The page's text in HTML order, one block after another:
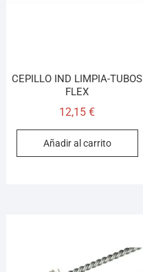
CEPILLO IND LIMPIA-TUBOS
FLEX
12,15€
Añadir al carrito